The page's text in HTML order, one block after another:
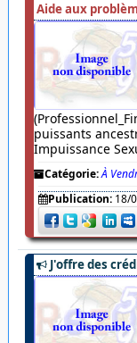
Aide aux
puissants
Impuissance
Catégorie:À
Publication: 18/
J'offre des